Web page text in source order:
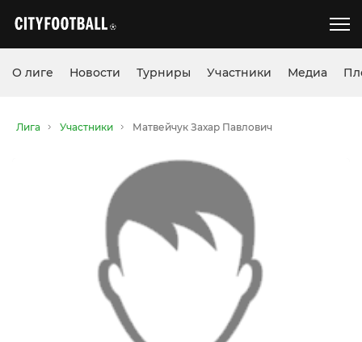
О лиге Новости Турниры Участники Медиа
Лига Участники Матвейчук Захар Павлович